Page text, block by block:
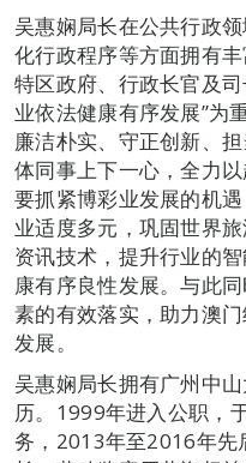
吴惠娴局长在公共行政
化行政程序等方面拥有
特区政府、行政长官及
业依法健康有序发展”为
廉洁朴实、守正创新、
体同事上下一心，全力
要抓紧博彩业发展的机
业适度多元，巩固世界
资讯技术，提升行业的
康有序良性发展。与此
素的有效落实，助力澳
发展。
吴惠娴局长拥有广州中
历。1999年进入公职，
务，2013年至2016年先